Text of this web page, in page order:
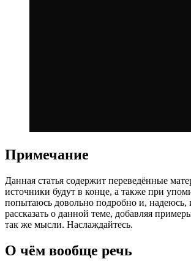
Примечание
Данная статья содержит переведённые
источники будут в конце, а также при
попытаюсь довольно подробно и, надеюсь,
рассказать о данной теме, добавляя
так же мысли. Наслаждайтесь.
О чём вообще речь